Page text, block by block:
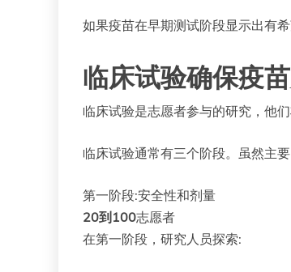
如果疫苗在早期测试阶段显示出有
临床试验确保疫
临床试验是志愿者参与的研究，他
临床试验通常有三个阶段。虽然主
第一阶段:安全性和剂量
20到100志愿者
在第一阶段，研究人员探索: